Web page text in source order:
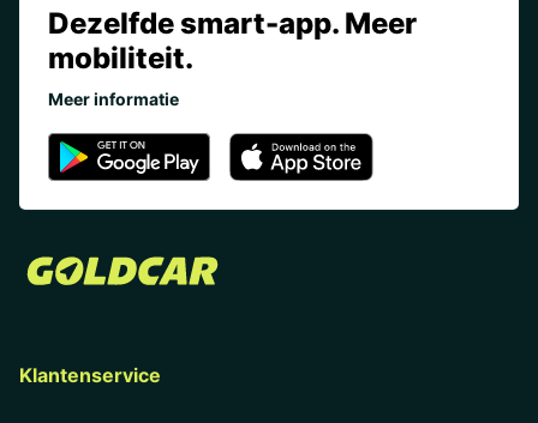
Dezelfde smart-app. Meer
mobiliteit.
Meer informatie
Klantenservice